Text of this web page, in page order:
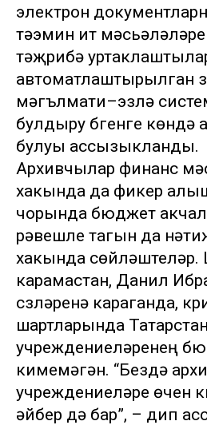
электрон
тәэмин итү мәсьәләләре
тәҗрибә
автоматлаштырылган
мәгълүмати–эзләү
булдыру бүгенге көндә
булуы ассызыкланды.
Архивчылар финанс
хакында да фикер
чорында бюджет
рәвешле тагын да
хакында сөйләштеләр.
карамастан, Данил
сүзләренә караганда,
шартларында
учреждениеләренең
кимемәгән. “Бездә
учреждениеләре өчен
әйбер дә бар”, – дип